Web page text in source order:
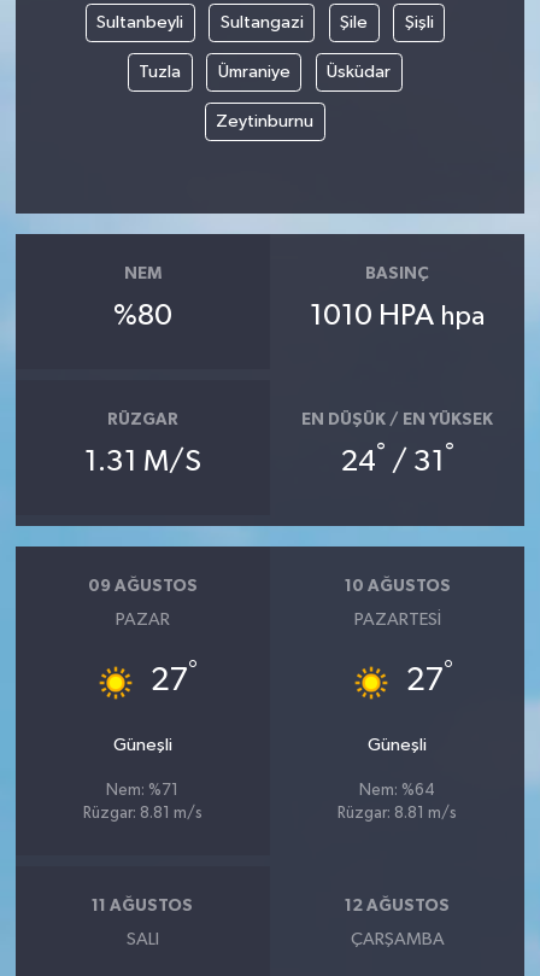
Sultanbeyli Sultangazi Şile Şişli
Tuzla Ümraniye Üsküdar
Zeytinburnu
NEM
%80
BASINÇ
1010 HPA hpa
RÜZGAR
1.31 M/S
EN DÜŞÜK / EN YÜKSEK
24° / 31 °
09 AĞUSTOS
PAZAR
27°
Güneşli
Nem: %71
Rüzgar: 8.81 m/s
10 AĞUSTOS
PAZARTESI
27°
Güneşli
Nem: %64
Rüzgar: 8.81 m/s
11 AĞUSTOS
SALI
12 AĞUSTOS
ÇARŞAMBA